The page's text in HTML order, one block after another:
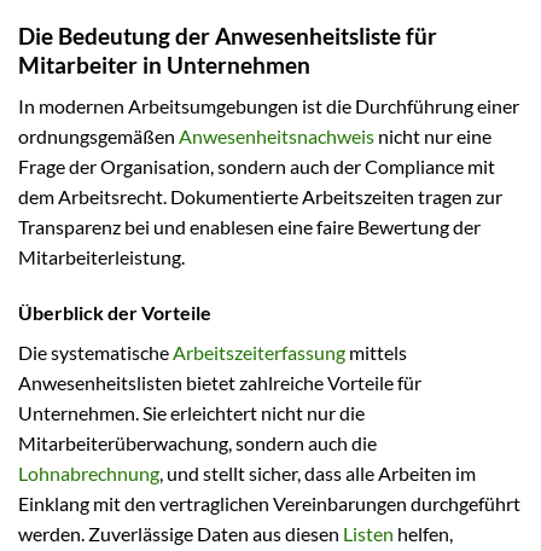
Die Bedeutung der Anwesenheitsliste für
Mitarbeiter in Unternehmen
In modernen Arbeitsumgebungen ist die Durchführung einer
ordnungsgemäßen Anwesenheitsnachweis nicht nur eine
Frage der Organisation, sondern auch der Compliance mit
dem Arbeitsrecht. Dokumentierte Arbeitszeiten tragen zur
Transparenz bei und enablesen eine faire Bewertung der
Mitarbeiterleistung.
Überblick der Vorteile
Die systematischeArbeitszeiterfassung mittels
Anwesenheitslisten bietet zahlreiche Vorteile für
Unternehmen. Sie erleichtert nicht nur die
Mitarbeiterüberwachung, sondern auch die
Lohnabrechnung, und stellt sicher, dass alle Arbeiten im
Einklang mit den vertraglichen Vereinbarungen durchgeführt
werden. Zuverlässige Daten aus diesen Listen helfen,